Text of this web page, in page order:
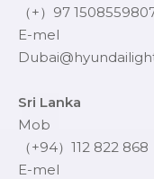
（+）97
E-mel
Sri Lanka
Mob
（+94）112 822 868
E-mel